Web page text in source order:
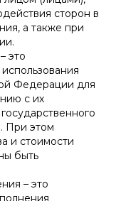
сторон в
а также при
это
Федерации для
с их
При этом
и стоимости
быть
– это